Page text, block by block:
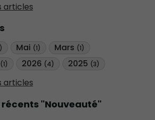
articles
Mai (1) Mars (1)
(1) 2026 (4) 2025 (3)
articles
"Nouveauté"